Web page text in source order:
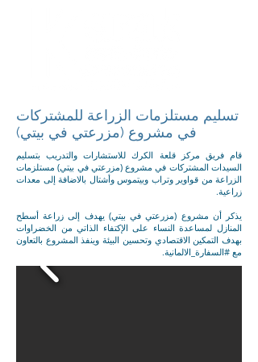
تسليم مستلزمات الزراعة للمشتركات
في مشروع (مزرعتي في بيتي)
قام فريق مركز قلعة الكرك للاستشارات والتدريب بتسليم
السيدات المشتركات في مشروع (مزرعتي في بيتي) مستلزمات
الزراعة من قواوير وتراب وبيتموس وأشتال بالاضافة إلى معدات
زراعية.
يذكر أن مشروع (مزرعتي في بيتي) يهدف إلى زراعة أسطح
المنازل لمساعدة النساء على الإكتفاء الذاتي من الخضراوات
بهدف التمكين الاقتصادي وتحسين البيئة وينفذ المشروع بالتعاون
مع #السفارة_الالمانية.